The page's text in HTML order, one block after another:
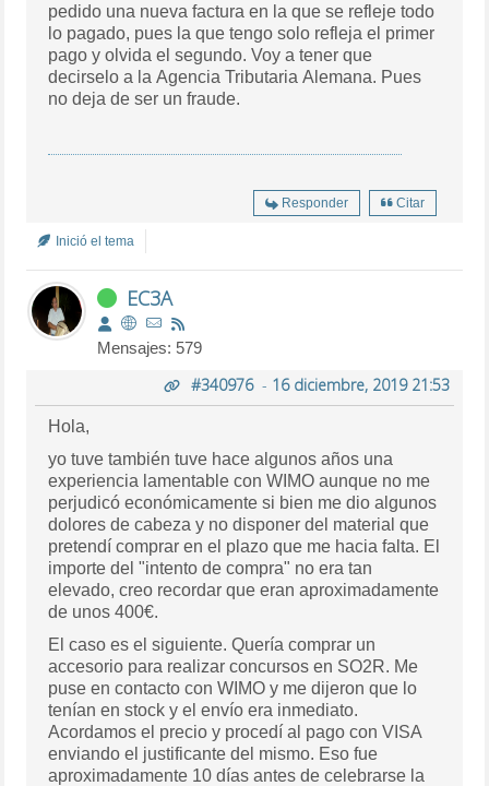
pedido una nueva factura en la que se refleje todo
lo pagado, pues la que tengo solo refleja el primer
pago y olvida el segundo. Voy a tener que
decirselo a la Agencia Tributaria Alemana. Pues
no deja de ser un fraude.
Responder Citar
Inició el tema
EC3A
Mensajes: 579
#340976- 16 diciembre, 2019 21:53
Hola,
yo tuve también tuve hace algunos años una
experiencia lamentable con WIMO aunque no me
perjudicó económicamente si bien me dio algunos
dolores de cabeza y no disponer del material que
pretendí comprar en el plazo que me hacia falta. El
importe del "intento de compra" no era tan
elevado, creo recordar que eran aproximadamente
de unos 400€.
El caso es el siguiente. Quería comprar un
accesorio para realizar concursos en SO2R. Me
puse en contacto con WIMO y me dijeron que lo
tenían en stock y el envío era inmediato.
Acordamos el precio y procedí al pago con VISA
enviando el justificante del mismo. Eso fue
aproximadamente 10 días antes de celebrarse la